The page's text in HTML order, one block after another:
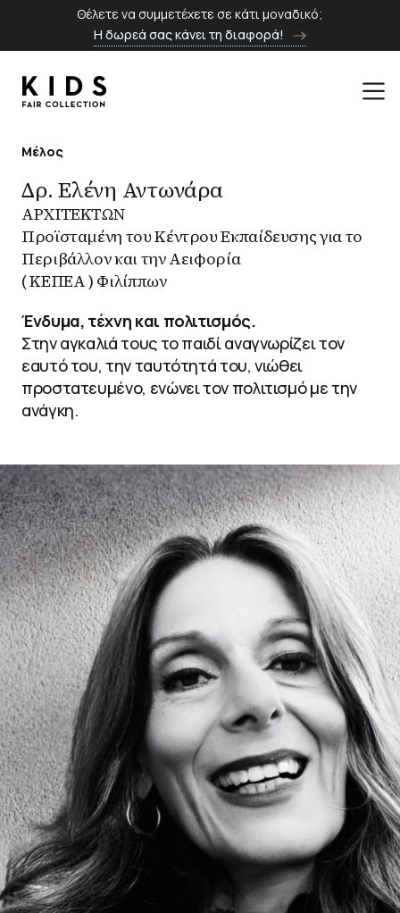
Θέλετε να συμμετέχετε σε κάτι μοναδικό;
Η δωρεά σας κάνει τη διαφορά!
Μέλος
Δρ. Ελένη Αντωνάρα
ΑΡΧΙΤΕΚΤΩΝ
Προϊσταμένη του Κέντρου Εκπαίδευσης για το
Περιβάλλον και την Αειφορία
( ΚΕΠΕΑ ) Φιλίππων
Ένδυμα, τέχνη και πολιτισμός.
Στην αγκαλιά τους το παιδί αναγνωρίζει τον
εαυτό του, την ταυτότητά του, νιώθει
προστατευμένο, ενώνει τον πολιτισμό με την
ανάγκη.